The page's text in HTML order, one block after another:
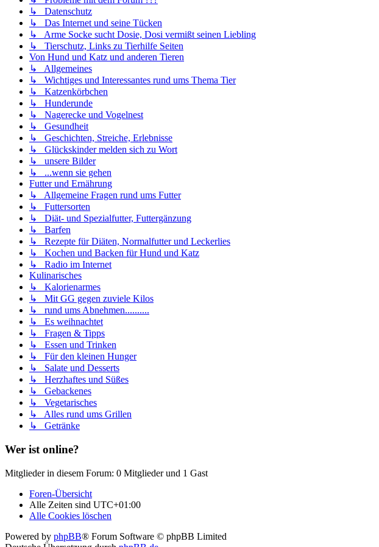
↳ Datenschutz
↳ Das Internet und seine Tücken
↳ Arme Socke sucht Dosie, Dosi vermißt seinen Liebling
↳ Tierschutz, Links zu Tierhilfe Seiten
Von Hund und Katz und anderen Tieren
↳ Allgemeines
↳ Wichtiges und Interessantes rund ums Thema Tier
↳ Katzenkörbchen
↳ Hunderunde
↳ Nagerecke und Vogelnest
↳ Gesundheit
↳ Geschichten, Streiche, Erlebnisse
↳ Glückskinder melden sich zu Wort
↳ unsere Bilder
↳ ...wenn sie gehen
Futter und Ernährung
↳ Allgemeine Fragen rund ums Futter
↳ Futtersorten
↳ Diät- und Spezialfutter, Futtergänzung
↳ Barfen
↳ Rezepte für Diäten, Normalfutter und Leckerlies
↳ Kochen und Backen für Hund und Katz
↳ Radio im Internet
Kulinarisches
↳ Kalorienarmes
↳ Mit GG gegen zuviele Kilos
↳ rund ums Abnehmen..........
↳ Es weihnachtet
↳ Fragen & Tipps
↳ Essen und Trinken
↳ Für den kleinen Hunger
↳ Salate und Desserts
↳ Herzhaftes und Süßes
↳ Gebackenes
↳ Vegetarisches
↳ Alles rund ums Grillen
↳ Getränke
Wer ist online?
Mitglieder in diesem Forum: 0 Mitglieder und 1 Gast
Foren-Übersicht
Alle Zeiten sind UTC+01:00
Alle Cookies löschen
Powered by phpBB® Forum Software © phpBB Limited